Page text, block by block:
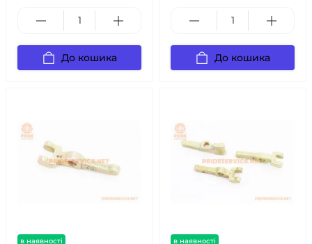
До кошика До кошика
в наявності в наявності